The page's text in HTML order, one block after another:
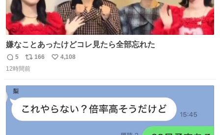
嫌なことあったけどコレ見たら全部忘れた
返
信
5
リ
ポ
166
い
4,108
12時間前